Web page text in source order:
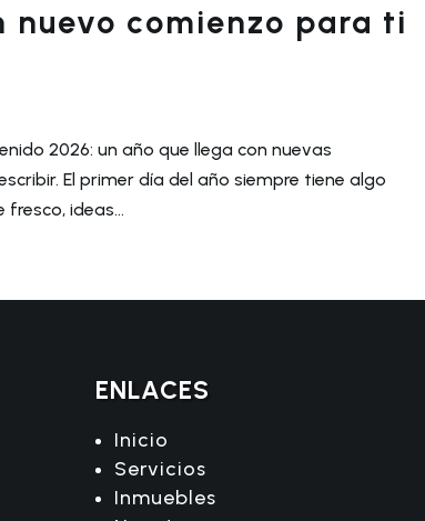
nuevo comienzo para ti
2026: un año que llega con nuevas
El primer día del año siempre tiene algo
ideas...
ENLACES
Inicio
Servicios
Inmuebles